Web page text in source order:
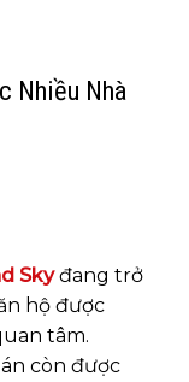
Nhiều Nhà
Skyđang trở
hộ được
tâm.
còn được